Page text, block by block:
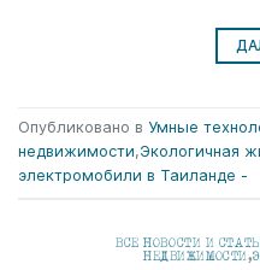
Опубликовано в Умные
недвижимости,Экологичная
электромобили в Таиланде -
ВСЕ НОВОСТИ И
НЕДВИЖИМОСТИ,